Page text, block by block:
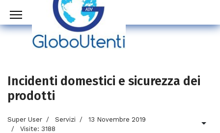
Incidenti domestici e sicurezza dei
prodotti
Super User Servizi
13 Novembre 2019
Visite: 3188